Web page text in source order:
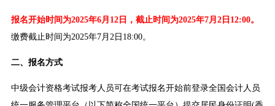
报名开始时间为2025年6月12日，截止时间为2025年7月2日12:00。
缴费截止时间为2025年7月2日18:00。
二、报名方式
中级会计资格考试报考人员可在考试报名开始前登录全国会计人员